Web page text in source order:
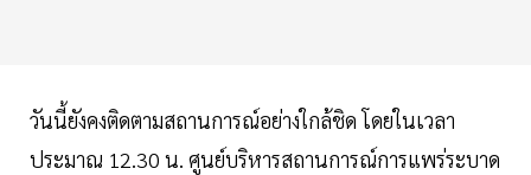
วันนี้ยังคงติดตามสถานการณ์อย่างใกล้ชิด โดยในเวลา
ประมาณ 12.30 น. ศูนย์บริหารสถานการณ์การแพร่ระบาด